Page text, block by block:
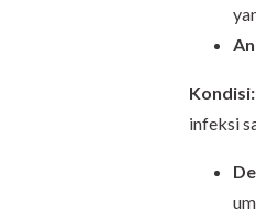
Kondisi:
infeksi